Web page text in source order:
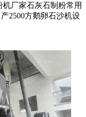
厂家石灰石制粉常用
2500方鹅卵石沙机设